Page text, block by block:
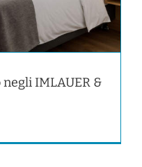
IMLAUER &